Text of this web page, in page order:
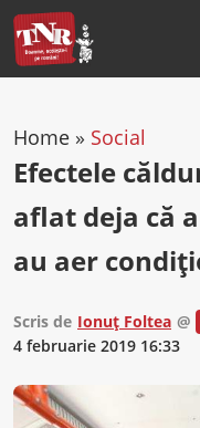
Home » Social
Efectele
aflat deja că
au aer
Scris de Ionuț Foltea @
4 februarie 2019 16:33